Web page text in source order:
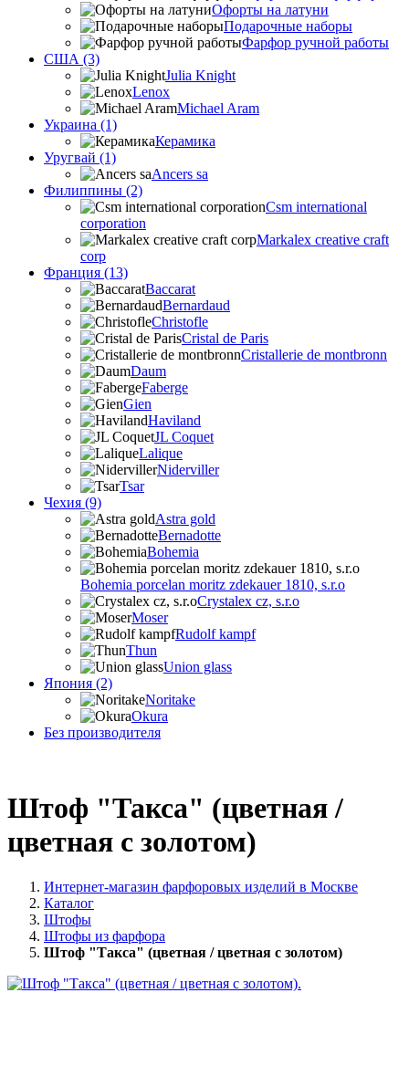
Офорты на латуни
Подарочные наборы
Фарфор ручной работы
США (3)
Julia Knight
Lenox
Michael Aram
Украина (1)
Керамика
Уругвай (1)
Ancers sa
Филиппины (2)
Csm international
corporation
Markalex creative craft
corp
Франция (13)
Baccarat
Bernardaud
Christofle
Cristal de Paris
Cristallerie de montbronn
Daum
Faberge
Gien
Haviland
JL Coquet
Lalique
Niderviller
Tsar
Чехия (9)
Astra gold
Bernadotte
Bohemia
Bohemia porcelan moritz zdekauer 1810, s.r.o
Crystalex cz, s.r.o
Moser
Rudolf kampf
Thun
Union glass
Япония (2)
Noritake
Okura
Без производителя
Штоф "Такса" (цветная /
цветная с золотом)
Интернет-магазин фарфоровых изделий в Москве
Каталог
Штофы
Штофы из фарфора
Штоф "Такса" (цветная / цветная с золотом)